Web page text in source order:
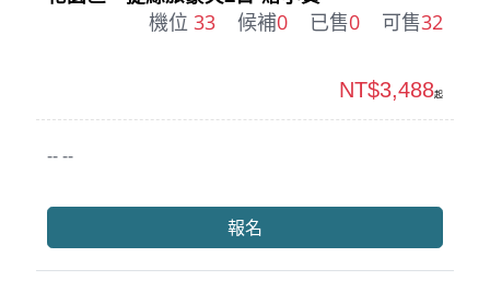
機位 33 候補0 已售0 可售32
-- --
NT$3,488起
報名